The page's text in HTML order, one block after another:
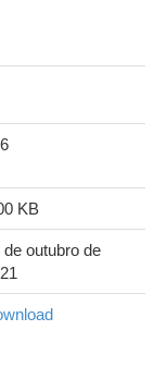
KB
de outubro de